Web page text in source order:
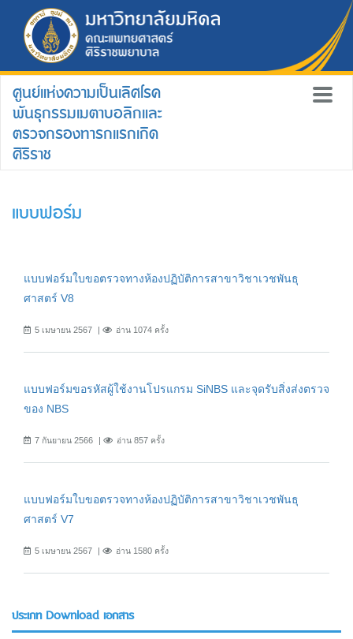
ศูนย์แห่งความเป็นเลิศโรค
พันธุกรรมเมตาบอลิกและ
ตรวจกรองทารกแรกเกิด
ศิริราช
แบบฟอร์ม
แบบฟอร์มใบขอตรวจทางห้องปฏิบัติการสาขาวิชาเวชพันธุ
ศาสตร์ V8
5 เมษายน 2567 อ่าน 1074 ครั้ง
แบบฟอร์มขอรหัสผู้ใช้งานโปรแกรม SiNBS และจุดรับสิ่งส่งตรวจ
ของ NBS
7 กันยายน 2566 อ่าน 857 ครั้ง
แบบฟอร์มใบขอตรวจทางห้องปฏิบัติการสาขาวิชาเวชพันธุ
ศาสตร์ V7
5 เมษายน 2567 อ่าน 1580 ครั้ง
ประเภท Download เอกสาร